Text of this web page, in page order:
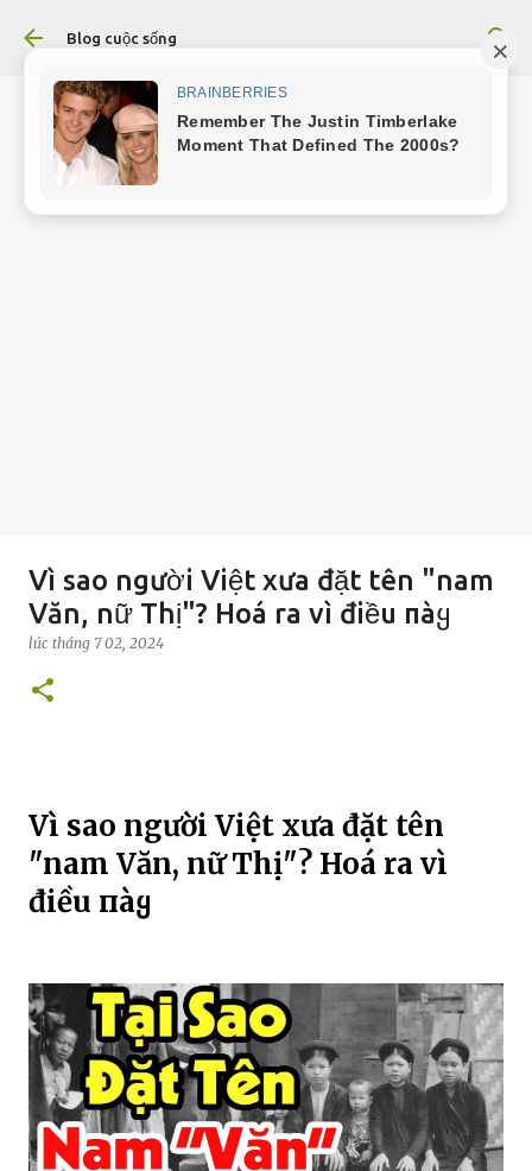
Chuyển đến nội dung chính
Blog cuộc sống
Vì sao người Việt xưa đặt tên "nam
Văn, nữ Thị"? Hoá ra vì điều пàყ
lúc tháng 7 02, 2024
Vì sao người Việt xưa đặt tên
"nam Văn, nữ Thị"? Hoá ra vì
điều пàყ